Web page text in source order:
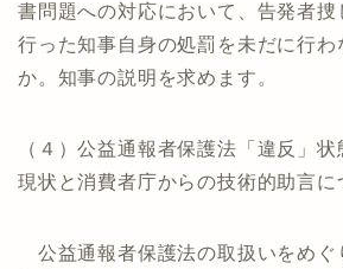
書問題への対応において、告発者捜
行った知事自身の処罰を未だに行わ
か。知事の説明を求めます。
（４）公益通報者保護法「違反」
現状と消費者庁からの技術的助言に
公益通報者保護法の取扱いをめぐ